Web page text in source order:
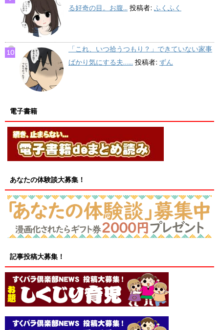
る好奇の目。お腹... 投稿者: ふくふく
「これ、いつ拾うつもり？」できていない家事
ばかり気にする夫…... 投稿者: ずん
電子書籍
あなたの体験談大募集！
記事投稿大募集！